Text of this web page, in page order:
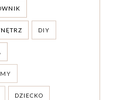
DIY
DZIECKO